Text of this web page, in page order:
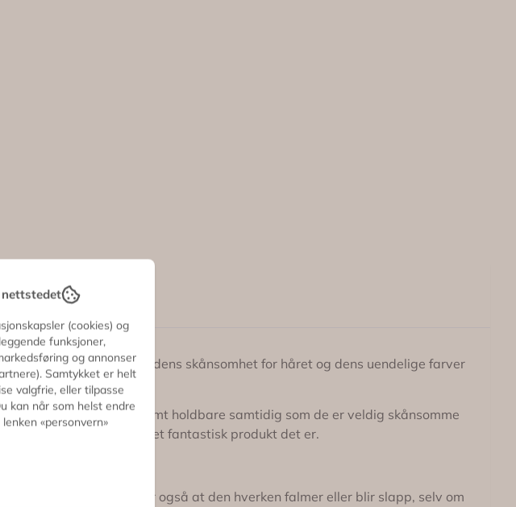
komfortable elastikk, dens skånsomhet for håret og dens uendelige farver
teknikk gjør de ektremt holdbare samtidig som de er veldig skånsomme
annerkjennelse av hvilket fantastisk produkt det er.
Den gjør også at den hverken falmer eller blir slapp, selv om
(cookies) og
funksjoner,
og annonser
Samtykket er helt
valgfrie, eller tilpasse
kan når som helst endre
«personvern»